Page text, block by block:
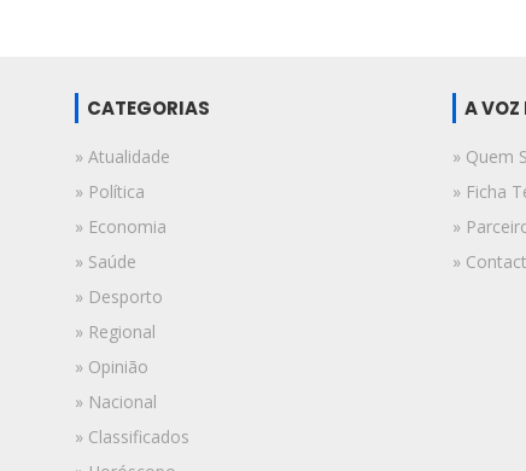
CATEGORIAS
» Atualidade
» Política
» Economia
» Saúde
» Desporto
» Regional
» Opinião
» Nacional
» Classificados
A VOZ
» Quem
» Ficha
»
»